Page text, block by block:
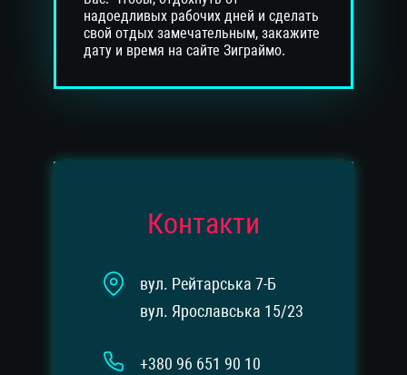
надоедливых рабочих дней и сделать
свой отдых замечательным, закажите
дату и время на сайте Зиграймо.
Контакти
вул. Рейтарська 7-Б
вул. Ярославська 15/23
+380 96 651 90 10